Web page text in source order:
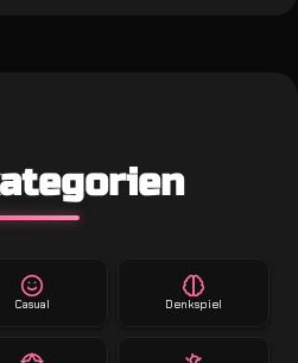
Casual Denkspiel